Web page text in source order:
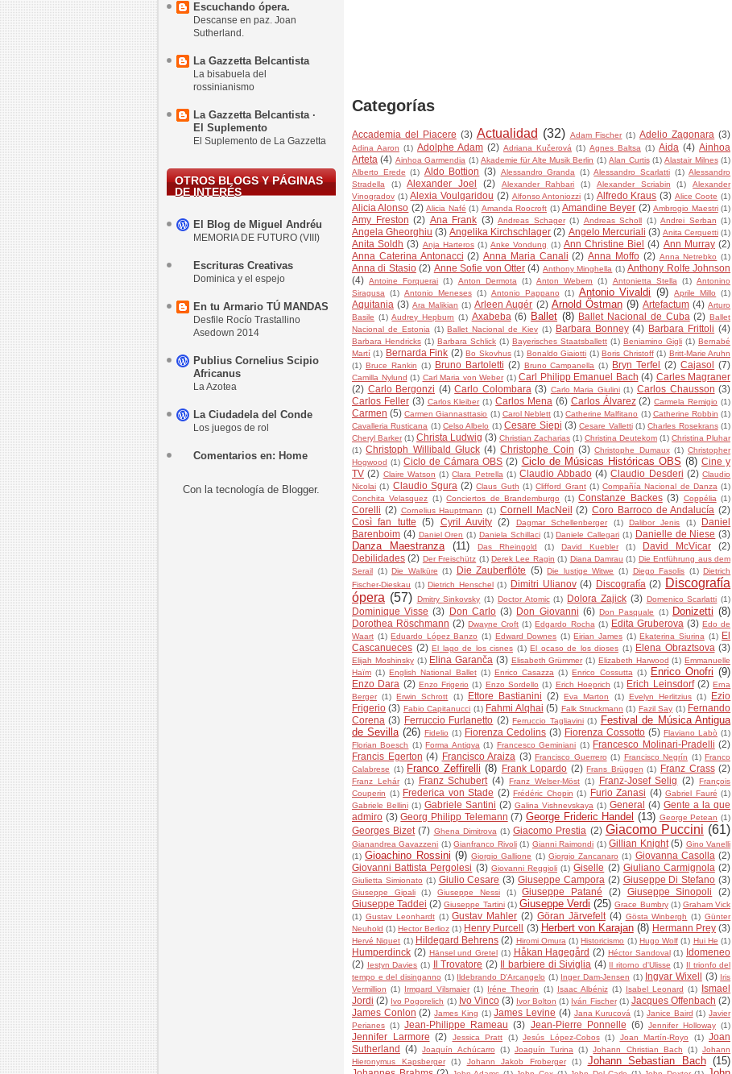
Escuchando ópera.
Descanse en paz. Joan
Sutherland.
La Gazzetta Belcantista
La bisabuela del
rossinianismo
La Gazzetta Belcantista ·
El Suplemento
El Suplemento de La Gazzetta
OTROS BLOGS Y PÁGINAS
DE INTERÉS
El Blog de Miguel Andréu
MEMORIA DE FUTURO (VIII)
Escrituras Creativas
Dominica y el espejo
En tu Armario TÚ MANDAS
Desfile Rocío Trastallino
Asedown 2014
Publius Cornelius Scipio
Africanus
La Azotea
La Ciudadela del Conde
Los juegos de rol
Comentarios en: Home
Con la tecnología de Blogger.
Categorías
Accademia del Piacere (3) Actualidad (32) Adam Fischer (1) Adelio Zagonara (3)
Adina Aaron (1) Adolphe Adam (2) Adriana Kučerová (1) Agnes Baltsa (1) Aida (4) Ainhoa
Arteta (4) Ainhoa Garmendia (1) Akademie für Alte Musik Berlin (1) Alan Curtis (1) Alastair Milnes (1)
Alberto Erede (1) Aldo Bottion (3) Alessandro Granda (1) Alessandro Scarlatti (1) Alessandro
Stradella
(1) Alexander Joel (2) Alexander Rahbari (1) Alexander Scriabin (1)
Alexander
Vinogradov (1) Alexia Voulgaridou (2) Alfonso Antoniozzi (1) Alfredo Kraus (3) Alice Coote (1)
Alicia Alonso (2) Alicia Nafé (1) Amanda Roocroft (1) Amandine Beyer (2) Ambrogio Maestri (1)
Amy Freston (2) Ana Frank (3) Andreas Schager (1) Andreas Scholl (1) Andrei Serban (1)
Angela Gheorghiu (3) Angelika Kirchschlager (2) Angelo Mercuriali (3) Anita Cerquetti (1)
Anita Soldh (3) Anja Harteros (1) Anke Vondung (1) Ann Christine Biel (4) Ann Murray (2)
Anna Caterina Antonacci (2) Anna Maria Canali (2) Anna Moffo (2) Anna Netrebko (1)
Anna di Stasio (2) Anne Sofie von Otter (4) Anthony Minghella (1) Anthony Rolfe Johnson
(4) Antoine Forquerai (1) Anton Dermota (1) Anton Webern (1) Antonietta Stella (1) Antonino
Siragusa (1) Antonio Meneses (1) Antonio Pappano (1) Antonio Vivaldi (9) Aprile Millo (1)
Aquitania (3) Ara Malikian (1) Arleen Augér (2) Arnold Östman (9) Artefactum (4) Arturo
Basile (1) Audrey Hepburn (1) Axabeba (6) Ballet (8) Ballet Nacional de Cuba (2) Ballet
Nacional de Estonia (1) Ballet Nacional de Kiev (1) Barbara Bonney (4) Barbara Frittoli (4)
Barbara Hendricks (1) Barbara Schlick (1) Bayerisches Staatsballett (1) Beniamino Gigli (1) Bernabé
Martí (1) Bernarda Fink (2) Bo Skovhus (1) Bonaldo Giaiotti (1) Boris Christoff (1) Britt-Marie Aruhn
(1) Bruce Rankin (1) Bruno Bartoletti (2) Bruno Campanella (1) Bryn Terfel (2) Cajasol (7)
Camilla Nylund (1) Carl Maria von Weber (1) Carl Philipp Emanuel Bach (4) Carles Magraner
(2) Carlo Bergonzi (4) Carlo Colombara (3) Carlo Maria Giulini (1) Carlos Chausson (3)
Carlos Feller (3) Carlos Kleiber (1) Carlos Mena (6) Carlos Álvarez (2) Carmela Remigio (1)
Carmen (5) Carmen Giannasttasio (1) Carol Neblett (1) Catherine Malfitano (1) Catherine Robbin (1)
Cavalleria Rusticana (1) Celso Albelo (1) Cesare Siepi (3) Cesare Valletti (1) Charles Rosekrans (1)
Cheryl Barker (1) Christa Ludwig (3) Christian Zacharias (1) Christina Deutekom (1) Christina Pluhar
(1) Christoph Willibald Gluck (4) Christophe Coin (3) Christophe Dumaux (1) Christopher
Hogwood (1) Ciclo de Cámara OBS (2) Ciclo de Músicas Históricas OBS (8) Cine y
TV (2) Claire Watson (1) Clara Petrella (1) Claudio Abbado (4) Claudio Desderi (2) Claudio
Nicolai (1) Claudio Sgura (2) Claus Guth (1) Clifford Grant (1) Compañía Nacional de Danza (1)
Conchita Velasquez (1) Conciertos de Brandemburgo (1) Constanze Backes (3) Coppélia (1)
Corelli (2) Cornelius Hauptmann (1) Cornell MacNeil (2) Coro Barroco de Andalucía (2)
Così fan tutte
(5) Cyril Auvity (2) Dagmar Schellenberger (1) Dalibor Jenis (1)
Daniel
Barenboim (4) Daniel Oren (1) Daniela Schillaci (1) Daniele Callegari (1) Danielle de Niese (3)
Danza Maestranza (11) Das Rheingold (1) David Kuebler (1) David McVicar
(2)
Debilidades (2) Der Freischütz (1) Derek Lee Ragin (1) Diana Damrau (1) Die Entführung aus dem
Serail
(1) Die Walküre (1) Die Zauberflöte (5) Die lustige Witwe (1) Diego Fasolis (1) Dietrich
Fischer-Dieskau (1) Dietrich Henschel (1) Dimitri Ulianov (4) Discografía (2) Discografía
ópera (57) Dmitry Sinkovsky (1) Doctor Atomic (1) Dolora Zajick (3) Domenico Scarlatti (1)
Dominique Visse (3) Don Carlo (3) Don Giovanni (6) Don Pasquale (1) Donizetti (8)
Dorothea Röschmann (2) Dwayne Croft (1) Edgardo Rocha (1) Edita Gruberova (3) Edo de
Waart (1) Eduardo López Banzo (1) Edward Downes (1) Eirian James (1) Ekaterina Siurina (1) El
Cascanueces (2) El lago de los cisnes (1) El ocaso de los dioses (1) Elena Obraztsova (3)
Elijah Moshinsky (1) Elina Garanča (3) Elisabeth Grümmer (1) Elizabeth Harwood (1) Emmanuelle
Haïm (1) English National Ballet (1) Enrico Casazza (1) Enrico Cossutta (1) Enrico Onofri (9)
Enzo Dara (2) Enzo Frigerio (1) Enzo Sordello (1) Erich Hoeprich (1) Erich Leinsdorf (2) Erna
Berger (1) Erwin Schrott (1) Ettore Bastianini (2) Eva Marton (1) Evelyn Herlitzius (1)
Ezio
Frigerio (3) Fabio Capitanucci (1) Fahmi Alqhai (5) Falk Struckmann (1) Fazil Say (1) Fernando
Corena (3) Ferruccio Furlanetto (2) Ferruccio Tagliavini (1)
Festival de Música Antigua
de Sevilla (26) Fidelio (1) Fiorenza Cedolins (3) Fiorenza Cossotto (5) Flaviano Labò (1)
Florian Boesch (1) Forma Antiqva (1) Francesco Geminiani (1) Francesco Molinari-Pradelli (2)
Francis Egerton (4) Francisco Araiza (3) Francisco Guerrero (1) Francisco Negrín (1) Franco
Calabrese (1) Franco Zeffirelli (8) Frank Lopardo (2) Frans Brüggen (1) Franz Crass (2)
Franz Lehár (1) Franz Schubert (4) Franz Welser-Möst (1) Franz-Josef Selig (2)
François
Couperin (1) Frederica von Stade (2) Frédéric Chopin (1) Furio Zanasi (4) Gabriel Fauré (1)
Gabriele Bellini (1) Gabriele Santini (2) Galina Vishnevskaya (1) General (4) Gente a la que
admiro (3) Georg Philipp Telemann (7) George Frideric Handel (13) George Petean (1)
Georges Bizet (7) Ghena Dimitrova (1) Giacomo Prestia (2) Giacomo Puccini (61)
Gianandrea Gavazzeni (1) Gianfranco Rivoli (1) Gianni Raimondi (1) Gillian Knight (5) Gino Vanelli
(1) Gioachino Rossini (9) Giorgio Gallione (1) Giorgio Zancanaro (1) Giovanna Casolla (2)
Giovanni Battista Pergolesi (3) Giovanni Reggioli (1) Giselle (2) Giuliano Carmignola (2)
Giulietta Simionato (1) Giulio Cesare (3) Giuseppe Campora (2) Giuseppe Di Stefano (3)
Giuseppe Gipali (1) Giuseppe Nessi (1) Giuseppe Patané (2) Giuseppe Sinopoli
(2)
Giuseppe Taddei (2) Giuseppe Tartini (1) Giuseppe Verdi (25) Grace Bumbry (1) Graham Vick
(1) Gustav Leonhardt (1) Gustav Mahler (2) Göran Järvefelt (4) Gösta Winbergh (1) Günter
Neuhold (1) Hector Berlioz (1) Henry Purcell (3) Herbert von Karajan (8) Hermann Prey (3)
Hervé Niquet (1) Hildegard Behrens (2) Hiromi Omura (1) Historicismo (1) Hugo Wolf (1) Hui He (1)
Humperdinck (2) Hänsel und Gretel (1) Håkan Hagegård (2) Héctor Sandoval (1)
Idomeneo
(2)
Iestyn Davies (1) Il Trovatore (2) Il barbiere di Siviglia (4) Il ritorno d'Ulisse (1)
Il trionfo del
tempo e del disinganno (1) Ildebrando D'Arcangelo (1) Inger Dam-Jensen (1) Ingvar Wixell (3) Iris
Vermillion (1) Irmgard Vilsmaier (1) Iréne Theorin (1) Isaac Albéniz (1) Isabel Leonard (1)
Ismael
Jordi (2) Ivo Pogorelich (1) Ivo Vinco (3) Ivor Bolton (1) Iván Fischer (1) Jacques Offenbach (2)
James Conlon (2) James King (1) James Levine (4) Jana Kurucová (1) Janice Baird (1) Javier
Perianes (1) Jean-Philippe Rameau (3) Jean-Pierre Ponnelle (6) Jennifer Holloway (1)
Jennifer Larmore (2) Jessica Pratt (1) Jesús López-Cobos (1) Joan Martín-Royo (1) Joan
Sutherland
(4) Joaquín Achúcarro (1) Joaquín Turina (1) Johann Christian Bach (1) Johann
Hieronymus Kapsberger
(1) Johann Jakob Froberger (1) Johann Sebastian Bach (15)